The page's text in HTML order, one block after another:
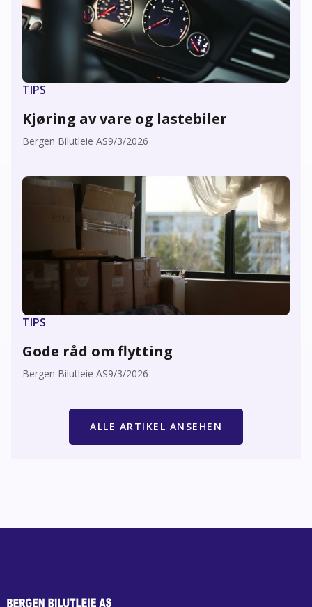
TIPS
Kjøring av vare og lastebiler
Bergen Bilutleie AS9/3/2026
TIPS
Gode råd om flytting
Bergen Bilutleie AS9/3/2026
ALLE ARTIKEL ANSEHEN